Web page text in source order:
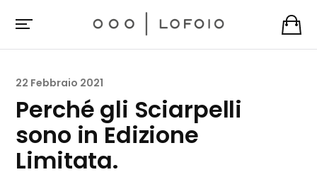
22 Febbraio 2021
Perché gli Sciarpelli
sono in Edizione
Limitata.